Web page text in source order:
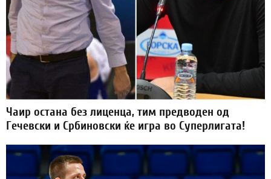
Чаир остана без лиценца, тим предводен од
Гечевски и Србиновски ќе игра во Суперлигата!